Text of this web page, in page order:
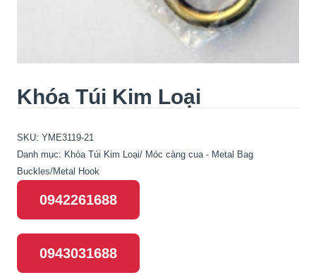
Khóa Túi Kim Loại
SKU: YME3119-21
Danh mục: Khóa Túi Kim Loại/ Móc càng cua - Metal Bag
Buckles/Metal Hook
0942261688
0943031688